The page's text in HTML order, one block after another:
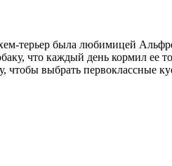
терьер была любимицей
что каждый день кормил ее
чтобы выбрать первоклассные